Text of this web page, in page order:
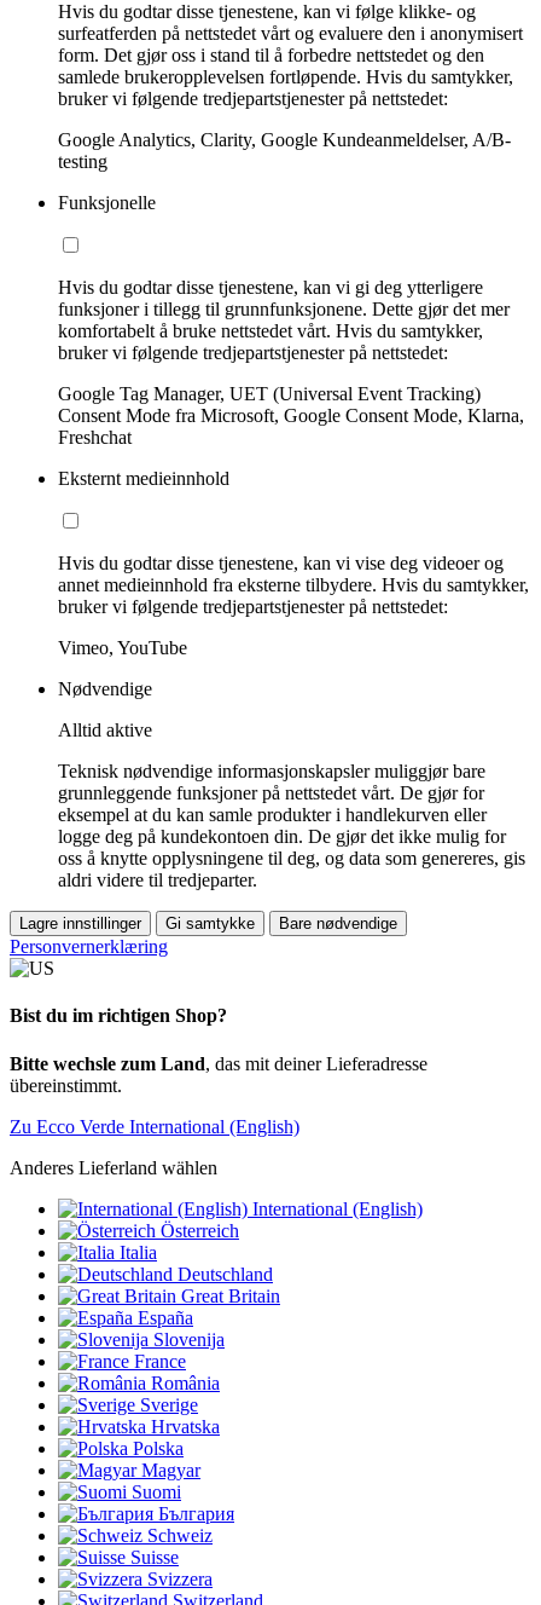
Hvis du godtar disse tjenestene, kan vi følge klikke- og
surfeatferden på nettstedet vårt og evaluere den i anonymisert
form. Det gjør oss i stand til å forbedre nettstedet og den
samlede brukeropplevelsen fortløpende. Hvis du samtykker,
bruker vi følgende tredjepartstjenester på nettstedet:
Google Analytics, Clarity, Google Kundeanmeldelser, A/B-
testing
Funksjonelle
Hvis du godtar disse tjenestene, kan vi gi deg ytterligere
funksjoner i tillegg til grunnfunksjonene. Dette gjør det mer
komfortabelt å bruke nettstedet vårt. Hvis du samtykker,
bruker vi følgende tredjepartstjenester på nettstedet:
Google Tag Manager, UET (Universal Event Tracking)
Consent Mode fra Microsoft, Google Consent Mode, Klarna,
Freshchat
Eksternt medieinnhold
Hvis du godtar disse tjenestene, kan vi vise deg videoer og
annet medieinnhold fra eksterne tilbydere. Hvis du samtykker,
bruker vi følgende tredjepartstjenester på nettstedet:
Vimeo, YouTube
Nødvendige
Alltid aktive
Teknisk nødvendige informasjonskapsler muliggjør bare
grunnleggende funksjoner på nettstedet vårt. De gjør for
eksempel at du kan samle produkter i handlekurven eller
logge deg på kundekontoen din. De gjør det ikke mulig for
oss å knytte opplysningene til deg, og data som genereres, gis
aldri videre til tredjeparter.
Lagre innstillinger Gi samtykke Bare nødvendige
Personvernerklæring
Bist du im richtigen Shop?
Bitte wechsle zum Land, das mit deiner Lieferadresse
übereinstimmt.
Zu Ecco Verde International (English)
Anderes Lieferland wählen
International (English)
Österreich
Italia
Deutschland
Great Britain
España
Slovenija
France
România
Sverige
Hrvatska
Polska
Magyar
Suomi
България
Schweiz
Suisse
Svizzera
Switzerland